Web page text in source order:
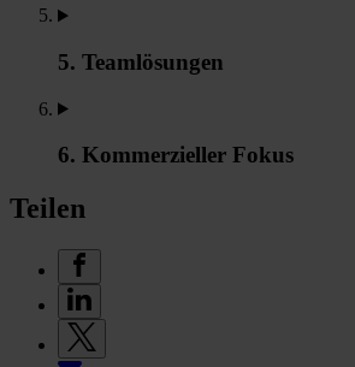
5. Teamlösungen
6. Kommerzieller Fokus
Teilen